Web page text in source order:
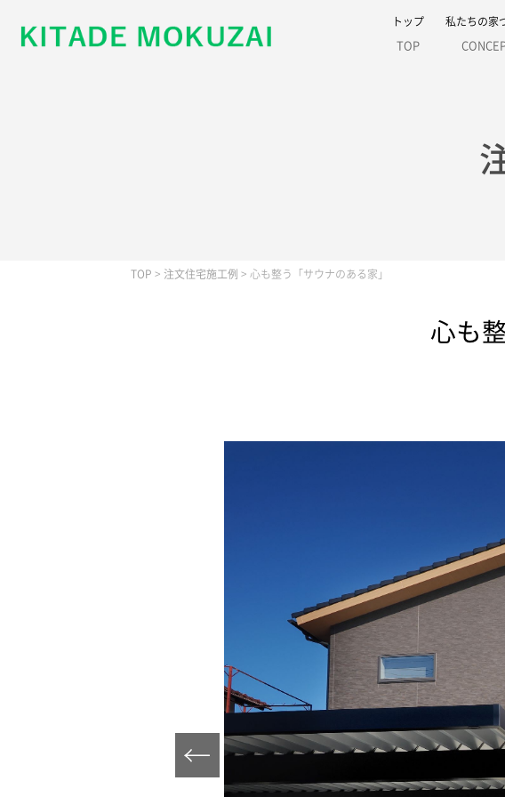
トップ
TOP
私たちの家
TOP > 注文住宅施工例 > 心も整う「サウナのある家」
心も